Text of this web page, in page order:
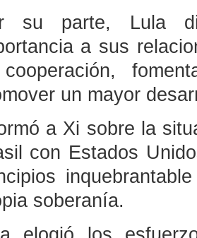
su parte, Lula
a sus
un mayor
a Xi sobre la
con Estados
soberanía.